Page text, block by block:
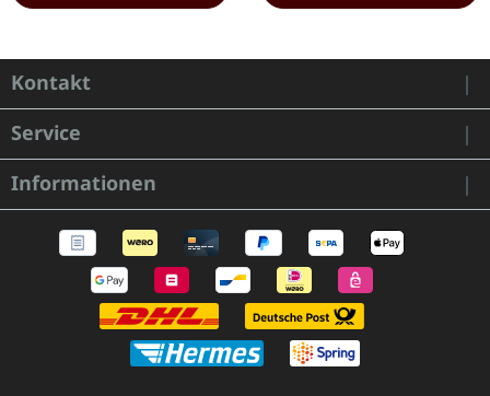
Kontakt
Service
Informationen